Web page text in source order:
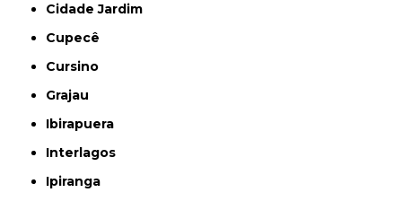
Cidade Jardim
Cupecê
Cursino
Grajau
Ibirapuera
Interlagos
Ipiranga